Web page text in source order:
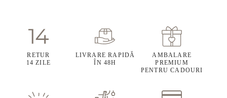
RETUR
14 ZILE
LIVRARE RAPIDĂ
ÎN 48H
AMBALARE
PREMIUM
PENTRU CADOURI